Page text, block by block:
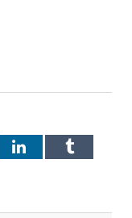
LinkedInTumblr